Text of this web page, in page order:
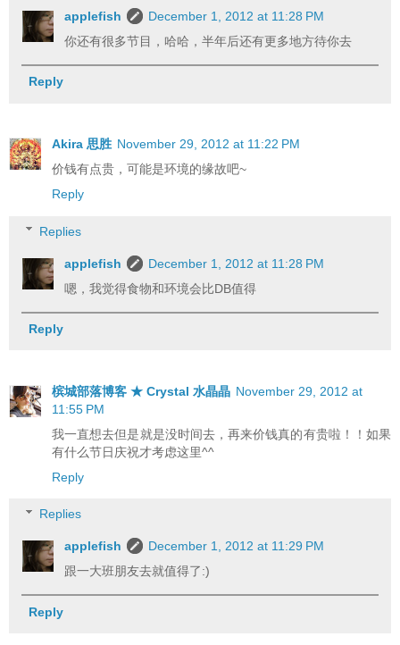
applefish
December 1, 2012 at 11:28 PM
你还有很多节目，哈哈，半年后还有更多地方待你去
Reply
Akira 思胜 November 29, 2012 at 11:22 PM
价钱有点贵，可能是环境的缘故吧~
Reply
Replies
applefish
December 1, 2012 at 11:28 PM
嗯，我觉得食物和环境会比DB值得
Reply
槟城部落博客 ★ Crystal 水晶晶 November 29, 2012 at
11:55 PM
我一直想去但是就是没时间去，再来价钱真的有贵啦！！如果
有什么节日庆祝才考虑这里^^
Reply
Replies
applefish
December 1, 2012 at 11:29 PM
跟一大班朋友去就值得了:)
Reply